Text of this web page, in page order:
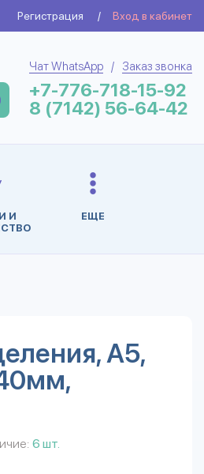
Регистрация / Вход в кабинет
Чат WhatsApp / Заказ звонка
+7-776-718-15-92
8 (7142) 56-64-42
И
ЕЩЕ
А5,
6 шт.